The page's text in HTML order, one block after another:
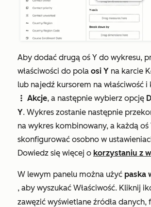
Aby dodać drugą oś Y do wykresu,
właściwości do pola osi Y na karcie
lub najedź kursorem na właściwość
verticalMenu Akcje, a następnie wybierz opcję
Y. Wykres zostanie następnie
na wykres kombinowany, a każdą oś
skonfigurować osobno w
Dowiedz się więcej o korzystaniu z
W lewym panelu można użyć paska
, aby wyszukać Właściwość. Kliknij
zawęzić wyświetlane źródła